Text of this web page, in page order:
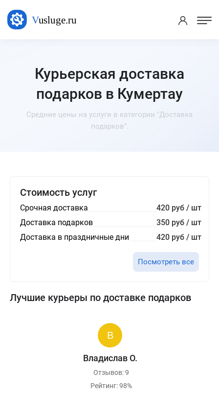
Курьерская доставка
подарков в Кумертау
Средние цены на услуги в категории "Доставка
подарков".
Стоимость услуг
Срочная доставка
420 руб / шт
Доставка подарков
350 руб / шт
Доставка в праздничные дни
420 руб / шт
Посмотреть все
Лучшие курьеры по доставке подарков
Владислав О.
Отзывов: 9
Рейтинг: 98%